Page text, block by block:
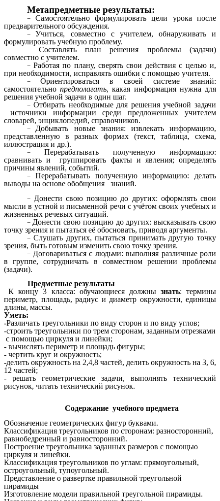
Метапредметные результаты:
Самостоятельно формулировать цели урока после
предварительного обсуждения.
Учиться, совместно с учителем, обнаруживать и
формулировать учебную проблему.
Составлять план решения проблемы (задачи)
совместно с учителем.
Работая по плану, сверять свои действия с целью и,
при необходимости, исправлять ошибки с помощью учителя.
Ориентироваться в своей системе знаний:
самостоятельнопредполагать, какая информация нужна для
решения учебной задачи в один шаг.
Отбирать необходимые для решения учебной задачи
источники информации среди предложенных учителем
словарей, энциклопедий, справочников.
Добывать новые знания: извлекать информацию,
представленную в разных формах (текст, таблица, схема,
иллюстрация и др.).
Перерабатывать полученную информацию:
сравнивать и группировать факты и явления; определять
причины явлений, событий.
Перерабатывать полученную информацию: делать
выводы на основе обобщения знаний.
Донести свою позицию до других: оформлять свои
мысли в устной и письменной речи с учётом своих учебных и
жизненных речевых ситуаций.
Донести свою позицию до других: высказывать свою
точку зрения и пытаться её обосновать, приводя аргументы.
Слушать других, пытаться принимать другую точку
зрения, быть готовым изменить свою точку зрения.
Договариваться с людьми: выполняя различные роли
в группе, сотрудничать в совместном решении проблемы
(задачи).
Предметные результаты
К концу 3 класса: обучающиеся должны знать: термины
периметр, площадь, радиус и диаметр окружности, единицы
длины, массы.
Уметь:
-Различать треугольники по виду сторон и по виду углов;
-строить треугольники по трем сторонам, заданным отрезками
с помощью циркуля и линейки;
- вычислять периметр и площадь фигуры;
- чертить круг и окружность;
-делить окружность на 2,4,8 частей, делить окружность на 3, 6,
12 частей;
- решать геометрические задачи, выполнять технический
рисунок, читать технический рисунок.
Содержание учебного предмета
Обозначение геометрических фигур буквами.
Классификация треугольников по сторонам: разносторонний,
равнобедренный и равносторонний.
Построение треугольника заданных размеров с помощью
циркуля и линейки.
Классификация треугольников по углам: прямоугольный,
остроугольный, тупоугольный.
Представление о развертке правильной треугольной
пирамиды
Изготовление модели правильной треугольной пирамиды.